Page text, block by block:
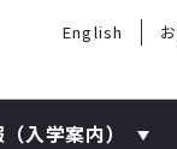
English
入学案内）